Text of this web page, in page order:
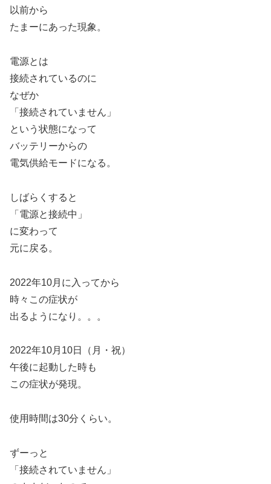
以前から
たまーにあった現象。
電源とは
接続されているのに
なぜか
「接続されていません」
という状態になって
バッテリーからの
電気供給モードになる。
しばらくすると
「電源と接続中」
に変わって
元に戻る。
2022年10月に入ってから
時々この症状が
出るようになり。。。
2022年10月10日（月・祝）
午後に起動した時も
この症状が発現。
使用時間は30分くらい。
ずーっと
「接続されていません」